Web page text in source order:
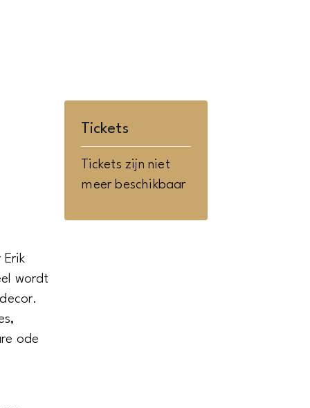
wordt
ode
Tickets
Tickets zijn niet
meer beschikbaar